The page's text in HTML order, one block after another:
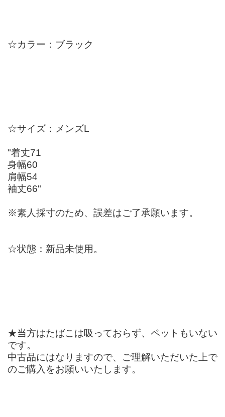
☆カラー：ブラック
☆サイズ：メンズL
"着丈71
身幅60
肩幅54
袖丈66"
※素人採寸のため、誤差はご了承願います。
☆状態：新品未使用。
★当方はたばこは吸っておらず、ペットもいない
です。
中古品にはなりますので、ご理解いただいた上で
のご購入をお願いいたします。